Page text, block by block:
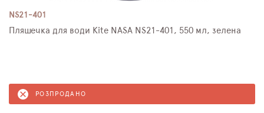
NS21-401
Пляшечка для води Kite NASA NS21-401, 550 мл, зелена
РОЗПРОДАНО